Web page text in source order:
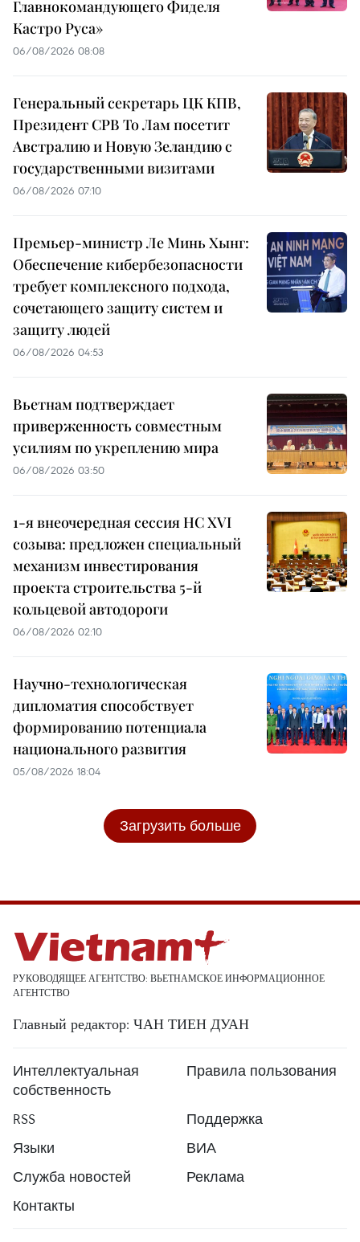
Главнокомандующего Фиделя
Кастро Руса»
06/08/2026 08:08
Генеральный секретарь ЦК КПВ,
Президент СРВ То Лам посетит
Австралию и Новую Зеландию с
государственными визитами
06/08/2026 07:10
Премьер-министр Ле Минь Хынг:
Обеспечение кибербезопасности
требует комплексного подхода,
сочетающего защиту систем и
защиту людей
06/08/2026 04:53
Вьетнам подтверждает
приверженность совместным
усилиям по укреплению мира
06/08/2026 03:50
1-я внеочередная сессия НС XVI
созыва: предложен специальный
механизм инвестирования
проекта строительства 5-й
кольцевой автодороги
06/08/2026 02:10
Научно-технологическая
дипломатия способствует
формированию потенциала
национального развития
05/08/2026 18:04
Загрузить больше
РУКОВОДЯЩЕЕ АГЕНТСТВО: ВЬЕТНАМСКОЕ ИНФОРМАЦИОННОЕ
АГЕНТСТВО
Главный редактор: ЧАН ТИЕН ДУАН
Интеллектуальная
собственность
Правила пользования
RSS
Поддержка
Языки
ВИА
Служба новостей
Реклама
Контакты